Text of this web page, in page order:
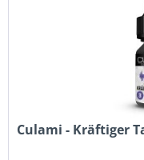
Culami - Kräftiger